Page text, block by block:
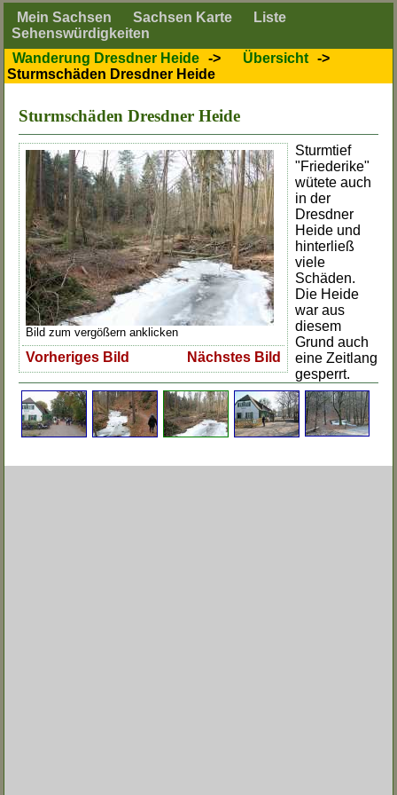
Mein Sachsen Sachsen Karte
Liste
Sehenswürdigkeiten
Wanderung Dresdner Heide -> Übersicht
->
Sturmschäden Dresdner Heide
Sturmschäden Dresdner Heide
Bild zum vergößern anklicken
Nächstes Bild
Vorheriges Bild
Sturmtief
"Friederike"
wütete auch
in der
Dresdner
Heide und
hinterließ
viele
Schäden.
Die Heide
war aus
diesem
Grund auch
eine Zeitlang
gesperrt.